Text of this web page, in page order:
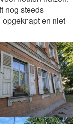
nog steeds
opgeknapt en niet